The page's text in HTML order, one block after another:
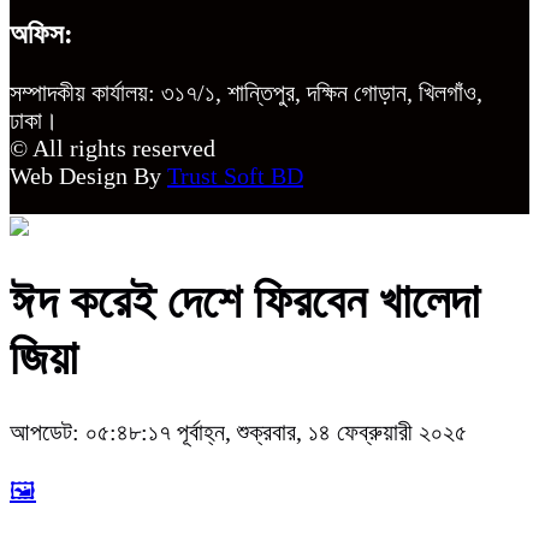
অফিস:
সম্পাদকীয় কার্যালয়: ৩১৭/১, শান্তিপুর, দক্ষিন গোড়ান, খিলগাঁও,
ঢাকা।
© All rights reserved
Web Design By Trust Soft BD
ঈদ করেই দেশে ফিরবেন খালেদা
জিয়া
আপডেট: ০৫:৪৮:১৭ পূর্বাহ্ন, শুক্রবার, ১৪ ফেব্রুয়ারী ২০২৫
🖼️